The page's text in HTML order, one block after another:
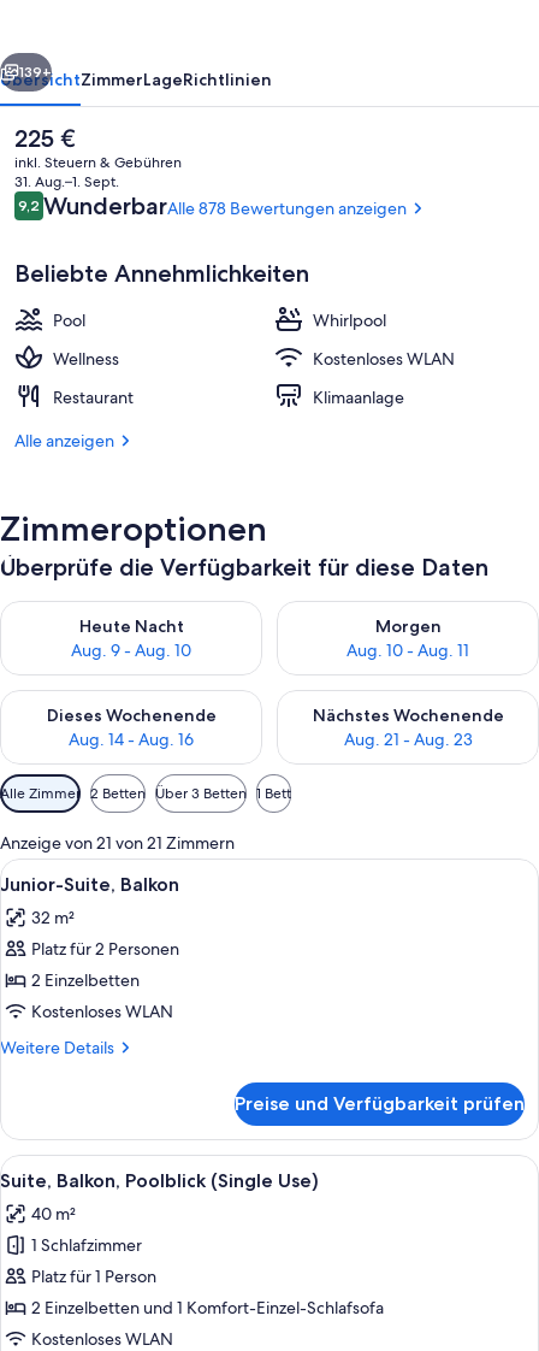
Spa
Innenpool, Außenpool,
Weiter
139+
ÜbersichtZimmerLageRichtlinien
Der
aktuelle
Preis
beträgt
225 €.
225 €
inkl. Steuern & Gebühren
31. Aug.–1. Sept.
Bewertungen
9,29,2 von 10.
WunderbarAlle 878 Bewertungen anzeigen
Beliebte Annehmlichkeiten
Pool
Whirlpool
Wellness
Kostenloses WLAN
Restaurant
Klimaanlage
Alle anzeigen
Zimmeroptionen
Überprüfe die Verfügbarkeit für diese Daten
Heute Nacht
Aug. 9 - Aug. 10
Überprüfe die Verfügbarkeit für heute Nacht, Aug. 9 - Aug.
Morgen
Aug. 10 - Aug. 11
Überprüfe die Verfügbarkeit
Dieses Wochenende
Aug. 14 - Aug. 16
Überprüfe die Verfügbarkeit für dieses Wochenende, Aug. 14
Nächstes Wochenende
Aug. 21 - Aug. 23
Überprüfe die Verfügbarkeit
Verfügbare
Filter
für
Zimmer
Alle Zimmer 2 Betten Über 3 Betten 1 Bett
Anzeige von 21 von 21 Zimmern
Alle
Fotos
für
Junior-
Suite,
Balkon
anzeigen
Ein modernes Hotelzimmer mit
4
Junior-Suite, Balkon
32 m²
Platz für 2 Personen
2 Einzelbetten
Kostenloses WLAN
Weitere Details
Weitere
Suite,
Balkon
Preise und Verfügbarkeit prüfen
Alle
Fotos
für
Suite,
Balkon,
Poolblick
(Single
Ein Hotelzimmer mit Bett,
7
Suite, Balkon, Poolblick (Single Use)
40 m²
1 Schlafzimmer
Platz für 1 Person
2 Einzelbetten und 1 Komfort-Einzel-Schlafsofa
Kostenloses WLAN